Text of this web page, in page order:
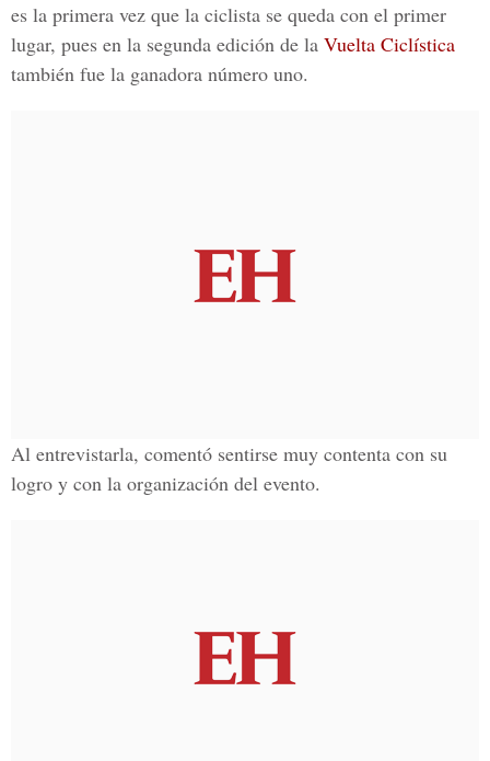
es la primera vez que la ciclista se queda con el primer
lugar, pues en la segunda edición de la Vuelta Ciclística
también fue la ganadora número uno.
Al entrevistarla, comentó sentirse muy contenta con su
logro y con la organización del evento.